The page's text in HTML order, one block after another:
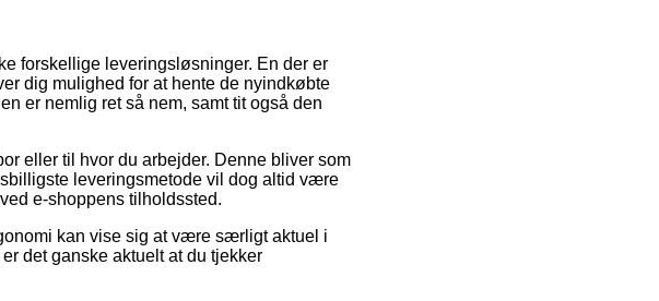
forskellige leveringsløsninger. En der er
dig mulighed for at hente de nyindkøbte
er nemlig ret så nem, samt tit også den
eller til hvor du arbejder. Denne bliver som
leveringsmetode vil dog altid være
e-shoppens tilholdssted.
kan vise sig at være særligt aktuel i
det ganske aktuelt at du tjekker